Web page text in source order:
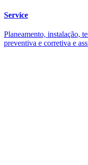
Service
Planeamento, instalação,
preventiva e corretiva e